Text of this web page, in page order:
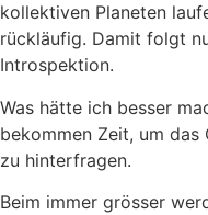
kollektiven Planeten
rückläufig. Damit folgt
Introspektion.
Was hätte ich besser
bekommen Zeit, um
zu hinterfragen.
Beim immer grösser